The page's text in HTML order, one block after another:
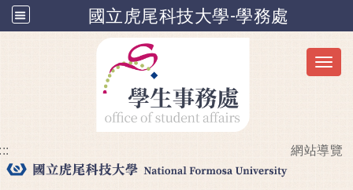
國立虎尾科技大學-學務處
網站導覽